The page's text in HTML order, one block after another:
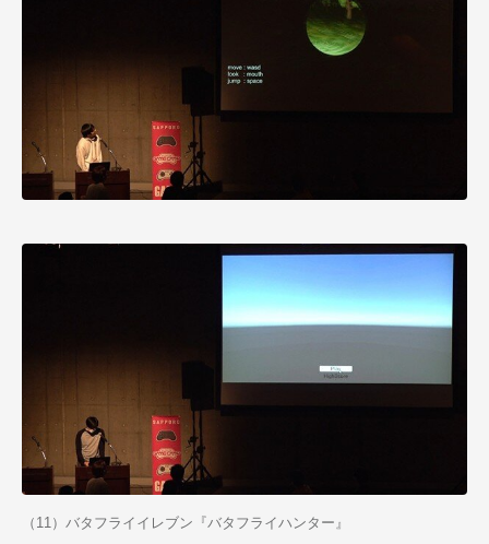
（11）バタフライイレブン『バタフライハンター』